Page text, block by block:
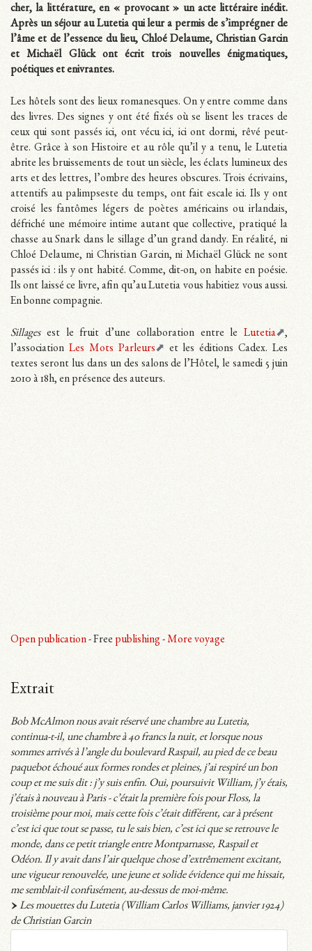
cher, la littérature, en « provocant » un acte littéraire inédit.
Après un séjour au Lutetia qui leur a permis de s’imprégner de
l’âme et de l’essence du lieu, Chloé Delaume, Christian Garcin
et Michaël Glück ont écrit trois nouvelles énigmatiques,
poétiques et enivrantes.
Les hôtels sont des lieux romanesques. On y entre comme dans
des livres. Des signes y ont été fixés où se lisent les traces de
ceux qui sont passés ici, ont vécu ici, ici ont dormi, rêvé peut-
être. Grâce à son Histoire et au rôle qu’il y a tenu, le Lutetia
abrite les bruissements de tout un siècle, les éclats lumineux des
arts et des lettres, l’ombre des heures obscures. Trois écrivains,
attentifs au palimpseste du temps, ont fait escale ici. Ils y ont
croisé les fantômes légers de poètes américains ou irlandais,
défriché une mémoire intime autant que collective, pratiqué la
chasse au Snark dans le sillage d’un grand dandy. En réalité, ni
Chloé Delaume, ni Christian Garcin, ni Michaël Glück ne sont
passés ici : ils y ont habité. Comme, dit-on, on habite en poésie.
Ils ont laissé ce livre, afin qu’au Lutetia vous habitiez vous aussi.
En bonne compagnie.
Sillagesest le fruit d’une collaboration entre le Lutetia
,
l’association Les Mots Parleurs
et les éditions Cadex. Les
textes seront lus dans un des salons de l’Hôtel, le samedi 5 juin
2010 à 18h, en présence des auteurs.
Open publication- Free publishing-More voyage
Extrait
Bob McAlmon nous avait réservé une chambre au Lutetia,
continua-t-il, une chambre à 40 francs la nuit, et lorsque nous
sommes arrivés à l’angle du boulevard Raspail, au pied de ce beau
paquebot échoué aux formes rondes et pleines, j’ai respiré un bon
coup et me suis dit : j’y suis enfin. Oui, poursuivit William, j’y étais,
j’étais à nouveau à Paris - c’était la première fois pour Floss, la
troisième pour moi, mais cette fois c’était différent, car à présent
c’est ici que tout se passe, tu le sais bien, c’est ici que se retrouve le
monde, dans ce petit triangle entre Montparnasse, Raspail et
Odéon. Il y avait dans l’air quelque chose d’extrêmement excitant,
une vigueur renouvelée, une jeune et solide évidence qui me hissait,
me semblait-il confusément, au-dessus de moi-même.
Les mouettes du Lutetia (William Carlos Williams, janvier 1924)
de Christian Garcin